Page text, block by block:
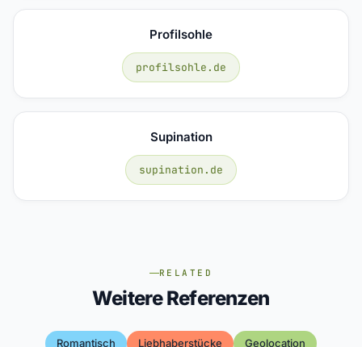
Profilsohle
profilsohle.de
Supination
supination.de
RELATED
Weitere Referenzen
Romantisch Liebhaberstücke Geolocation